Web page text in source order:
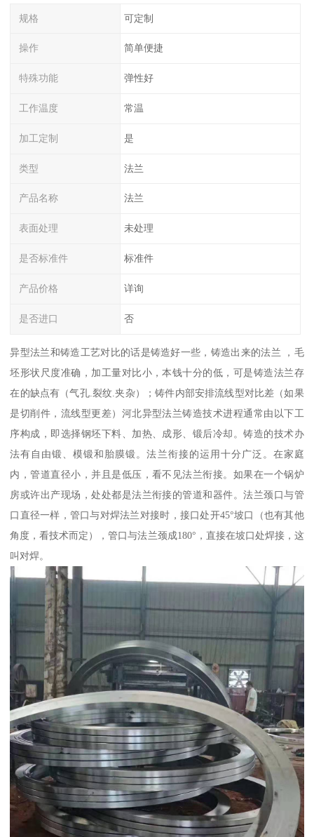
规格 可定制
操作 简单便捷
特殊功能 弹性好
工作温度 常温
加工定制 是
类型 法兰
产品名称 法兰
表面处理 未处理
是否标准件 标准件
产品价格 详询
是否进口 否
异型法兰和铸造工艺对比的话是铸造好一些，铸造出来的法兰 ，毛
坯形状尺度准确，加工量对比小，本钱十分的低，可是铸造法兰存
在的缺点有（气孔.裂纹.夹杂）；铸件内部安排流线型对比差（如果
是切削件，流线型更差）河北异型法兰铸造技术进程通常由以下工
序构成，即选择钢坯下料、加热、成形、锻后冷却。铸造的技术办
法有自由锻、模锻和胎膜锻。法兰衔接的运用十分广泛。在家庭
内，管道直径小，并且是低压，看不见法兰衔接。如果在一个锅炉
房或许出产现场，处处都是法兰衔接的管道和器件。法兰颈口与管
口直径一样，管口与对焊法兰对接时，接口处开45°坡口（也有其他
角度，看技术而定），管口与法兰颈成180°，直接在坡口处焊接，这
叫对焊。